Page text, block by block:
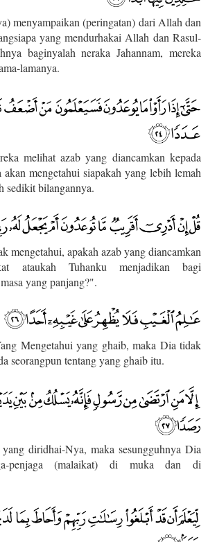
menyampaikan (peringatan) dari Allah dan
yang mendurhakai Allah dan Rasul-
baginyalah neraka Jahannam, mereka
lamanya.
melihat azab yang diancamkan kepada
akan mengetahui siapakah yang lebih lemah
sedikit bilangannya.
mengetahui, apakah azab yang diancamkan
ataukah Tuhanku menjadikan bagi
yang panjang?".
Mengetahui yang ghaib, maka Dia tidak
seorangpun tentang yang ghaib itu.
diridhai-Nya, maka sesungguhnya Dia
penjaga (malaikat) di muka dan di